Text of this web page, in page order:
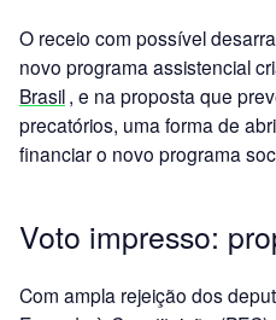
O receio com possível
novo programa assistencial
Brasil, e na proposta que
precatórios, uma forma de
financiar o novo programa
Voto impresso:
Com ampla rejeição dos